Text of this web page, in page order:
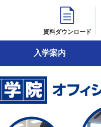
資料ダウンロード
入学案内